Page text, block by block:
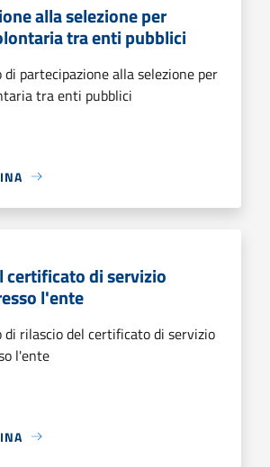
alla selezione per
tra enti pubblici
di partecipazione alla selezione per
tra enti pubblici
certificato di servizio
l'ente
di rilascio del certificato di servizio
l'ente